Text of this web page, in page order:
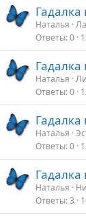
Гадалка
Наталья
Ответы 0
Наталья
Ответы 0
Гадалка
Наталья
Ответы 0
Наталья
Ответы 3